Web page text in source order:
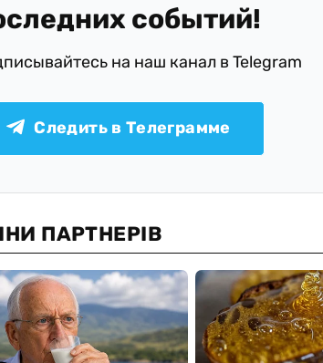
событий!
на наш канал в Telegram
Следить в Телеграмме